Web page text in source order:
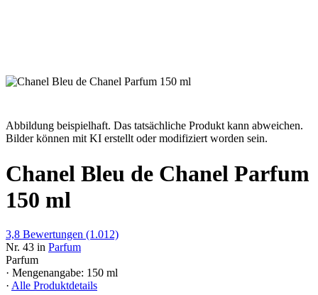
Abbildung beispielhaft. Das tatsächliche Produkt kann abweichen.
Bilder können mit KI erstellt oder modifiziert worden sein.
Chanel Bleu de Chanel Parfum
150 ml
3,8 Bewertungen (1.012)
Nr. 43 in Parfum
Parfum
· Mengenangabe: 150 ml
· Alle Produktdetails